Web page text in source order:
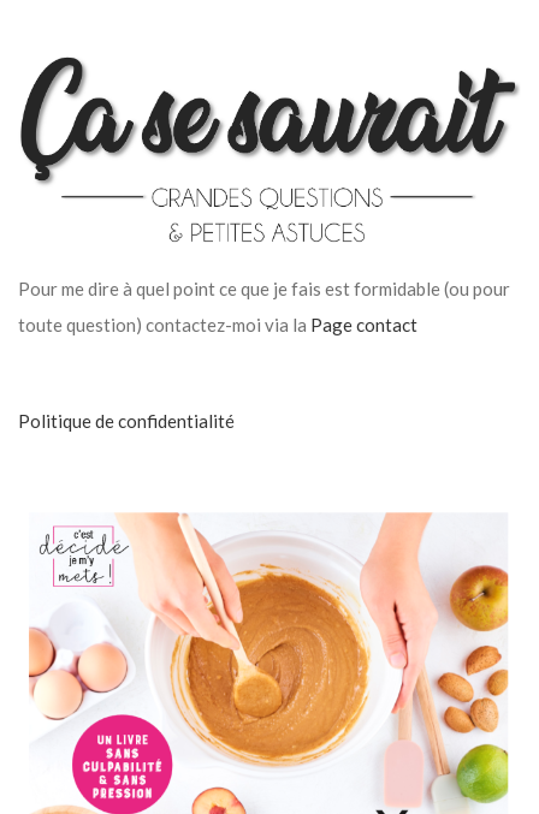
Pour me dire à quel point ce que je fais est formidable (ou pour
toute question) contactez-moi via la Page contact
Politique de confidentialité